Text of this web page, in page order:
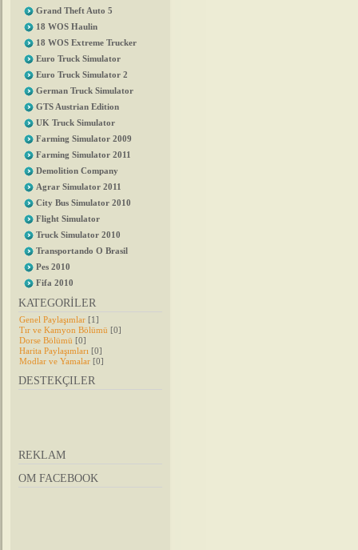
Grand Theft Auto 5
18 WOS Haulin
18 WOS Extreme Trucker
Euro Truck Simulator
Euro Truck Simulator 2
German Truck Simulator
GTS Austrian Edition
UK Truck Simulator
Farming Simulator 2009
Farming Simulator 2011
Demolition Company
Agrar Simulator 2011
City Bus Simulator 2010
Flight Simulator
Truck Simulator 2010
Transportando O Brasil
Pes 2010
Fifa 2010
KATEGORİLER
Genel Paylaşımlar [1]
Tır ve Kamyon Bölümü [0]
Dorse Bölümü [0]
Harita Paylaşımları [0]
Modlar ve Yamalar [0]
DESTEKÇILER
REKLAM
OM FACEBOOK